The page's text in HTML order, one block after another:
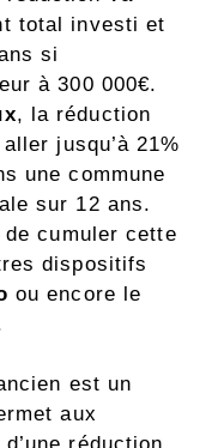
total investi et
si
à 300 000€.
, la réduction
jusqu’à 21%
une commune
sur 12 ans.
cumuler cette
dispositifs
ou encore le
est un
aux